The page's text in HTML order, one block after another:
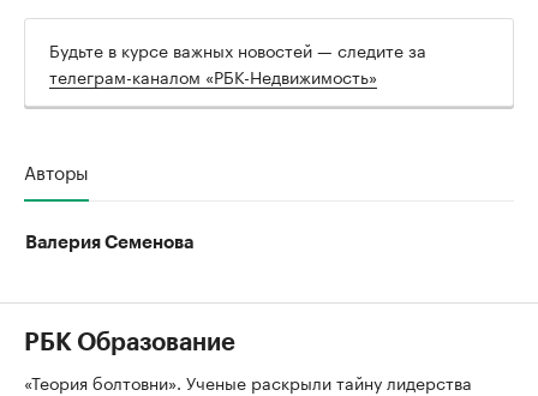
Будьте в курсе важных новостей — следите за
телеграм-каналом «РБК-Недвижимость»
Авторы
Валерия Семенова
РБК Образование
«Теория болтовни». Ученые раскрыли тайну лидерства